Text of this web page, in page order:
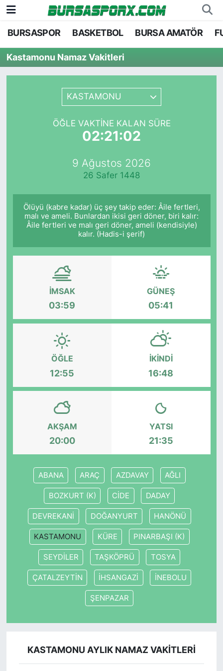
BURSASPOR BASKETBOL BURSA AMATÖR
Kastamonu Namaz Vakitleri
KASTAMONU
ÖĞLE VAKTINE KALAN SÜRE
02:21:02
9 Ağustos 2026
26 Safer 1448
Ölüyü (kabre kadar) üç şey takip eder: Âile fertleri,
malı ve ameli. Bunlardan ikisi geri döner, biri kalır:
Âile fertleri ve malı geri döner, ameli (kendisiyle)
kalır. (Hadis-i şerif)
İMSAK
03:59
GÜNEŞ
05:41
ÖĞLE
12:55
İKINDI
16:48
AKŞAM
20:00
YATSI
21:35
ABANA ARAÇ AZDAVAY AĞLI
BOZKURT (K) CİDE DADAY
DEVREKANİ DOĞANYURT HANÖNÜ
KASTAMONU KÜRE PINARBAŞI (K)
SEYDİLER TAŞKÖPRÜ TOSYA
ÇATALZEYTİN İHSANGAZİ İNEBOLU
ŞENPAZAR
KASTAMONU AYLIK NAMAZ VAKITLERI
Bursaspor
Futbol
Basketbol
Bursa Nöbetçi Eczaneler
Bursa Hava Durumu
Bursa Namaz Vakitleri
TFF 1.Lig Puan Durumu ve Fikstür
Tüm Manşetler
Haber Arşivi